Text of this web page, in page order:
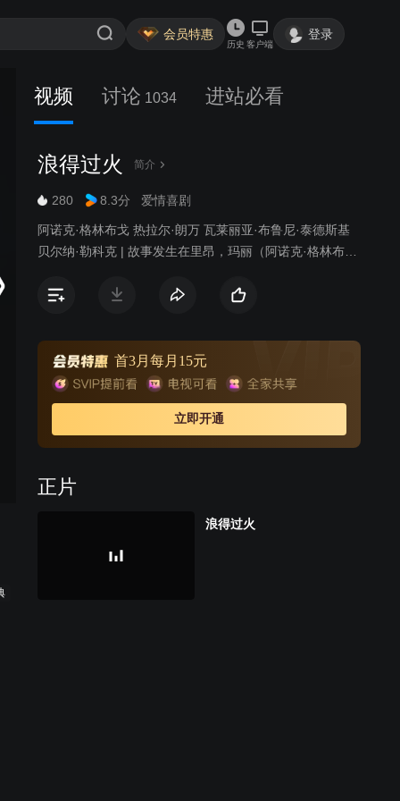
会员特惠
历史 客户端
登录
视频 讨论 1034 进站必看
浪得过火 简介
280 8.3分 爱情喜剧
阿诺克·格林布戈 热拉尔·朗万 瓦莱丽亚·布鲁尼·泰德斯基
贝尔纳·勒科克 | 故事发生在里昂，玛丽（阿诺克·格林布戈
尬的职业的女人们不同，玛丽是打心底里热爱自己的工作
在自己的家门口结识了昏睡在那里的流浪汉弗朗西斯（奥
利维·马丁内兹 饰），善良的玛丽不仅将弗朗西斯带进了家
门，更用美味的食物和自己的身体温暖了这个可怜人冰冷
的心灵。 玛丽和弗朗西斯恋爱了，她甘愿用自己的身体换
取金钱，来满足无所事事的弗朗西斯提出的种种要求。好
热爱的职业表现出了反感，更和一个美甲女郎产生了暧昧
与此同时，玛丽也站在了人生的十字路口之前。
首3月每月15元
立即开通
正片
浪得过火